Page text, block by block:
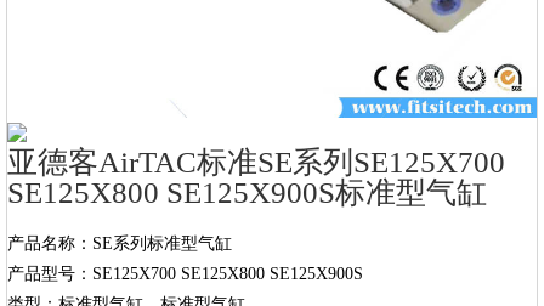
亚德客AirTAC标准SE系列SE125X700
SE125X800 SE125X900S标准型气缸
产品名称：SE系列标准型气缸
产品型号：SE125X700 SE125X800 SE125X900S